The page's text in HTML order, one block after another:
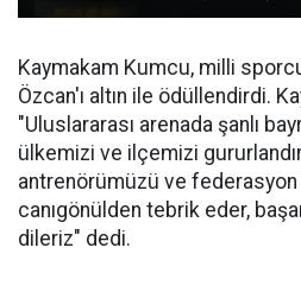
Kaymakam Kumcu, milli
Özcan'ı altın ile ödüllendirdi.
"Uluslararası arenada şanlı
ülkemizi ve ilçemizi
antrenörümüzü ve federasyon
canıgönülden tebrik eder,
dileriz" dedi.